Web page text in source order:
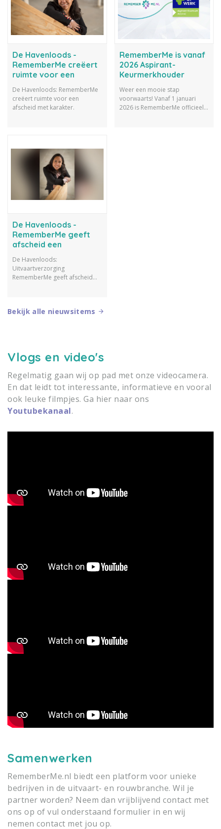
De Havenloods -
RememberMe creëert
ruimte voor een
De Havenloods: RememberMe
creëert ruimte voor een
afscheid met karakter.
RememberMe is vanaf
2026 Aspirant-
Keurmerkhouder
Weer een mooie stap
voorwaarts! Vanaf 1 januari
2026 is RememberMe officieel
De Havenloods -
RememberMe geeft
afscheid een
De Havenloods:
Uitvaartverzorging
RememberMe geeft afscheid
Bekijk alle nieuwsitems
Vlogs en video's
Regelmatig gaan wij op pad met onze videocamera.
En dat leidt tot interessante, informatieve en vooral
ook leuke filmpjes. Ga hier naar ons
Youtubekanaal.
Samenwerken
RememberMe.nl biedt een platform voor unieke
bedrijven in de uitvaart- en rouwbranche. Wil je
partner worden? Neem dan vrijblijvend contact met
ons op of vul onderstaand formulier in en wij
nemen contact met jou op.